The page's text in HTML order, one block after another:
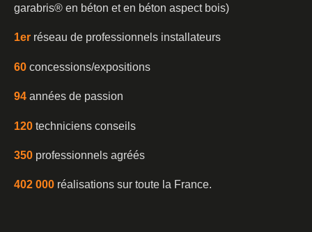
garabris®️ en béton et en béton aspect bois)
1er réseau de professionnels installateurs
60 concessions/expositions
94 années de passion
120 techniciens conseils
350 professionnels agréés
402 000 réalisations sur toute la France.